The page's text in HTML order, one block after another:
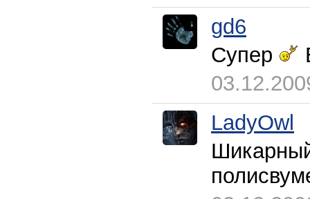
gd6
Супер
LadyOwl